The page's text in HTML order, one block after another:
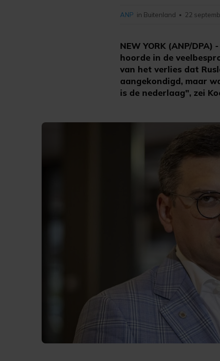
NEW YORK (ANP/
hoorde in de
van het verlies dat
aangekondigd, maar
is de nederlaag", zei
ANP in Buitenland • 22